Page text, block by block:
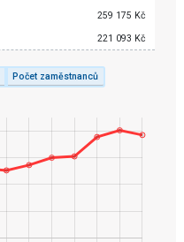
259 175 Kč
221 093 Kč
Počet zaměstnanců